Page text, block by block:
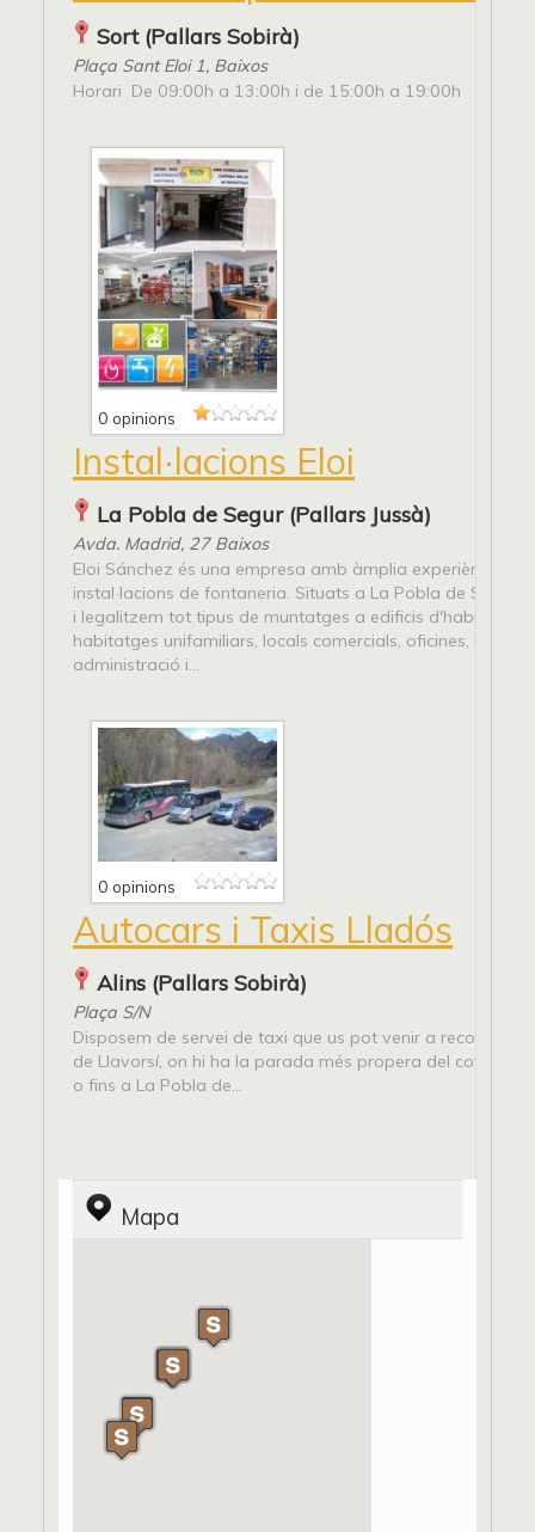
Sort (Pallars Sobirà)
Plaça Sant Eloi 1, Baixos
Horari De 09:00h a 13:00h i de 15:00h a 19:00h
0 opinions
Instal·lacions Eloi
La Pobla de Segur (Pallars Jussà)
Avda. Madrid, 27 Baixos
Eloi Sánchez és una empresa amb àmplia experiència en
instal·lacions de fontaneria. Situats a La Pobla de Segur
i legalitzem tot tipus de muntatges a edificis d'habitatges,
habitatges unifamiliars, locals comercials, oficines,
administració i...
0 opinions
Autocars i Taxis Lladós
Alins (Pallars Sobirà)
Plaça S/N
Disposem de servei de taxi que us pot venir a recollir, o
de Llavorsí, on hi ha la parada més propera del cotxe de
o fins a La Pobla de...
Mapa